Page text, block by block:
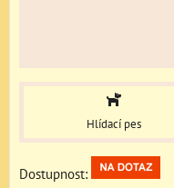
Hlídací pes
Dostupnost: